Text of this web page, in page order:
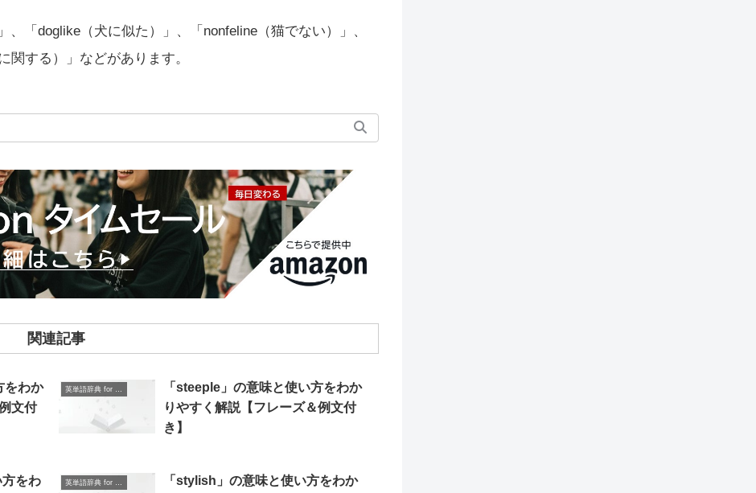
、「doglike（犬に似た）」、「nonfeline（猫でない）」、
に関する）」などがあります。
関連記事
をわか
文付
「steeple」の意味と使い方をわか
りやすく解説【フレーズ＆例文付
き】
方をわ
「stylish」の意味と使い方をわか